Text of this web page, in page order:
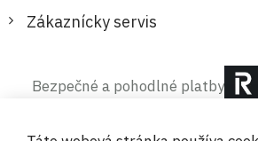
Zákaznícky servis
Bezpečné a pohodlné platby